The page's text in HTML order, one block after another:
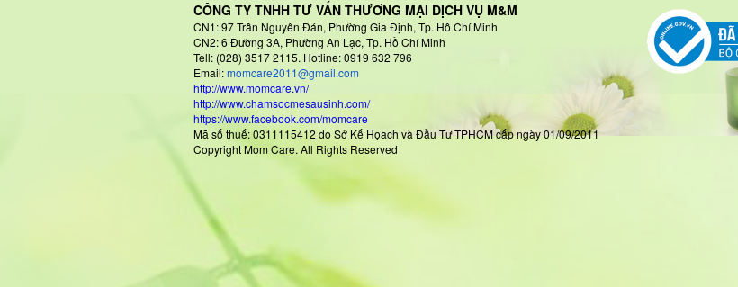
CÔNG TY TNHH TƯ VẤN THƯƠNG MẠI DỊCH VỤ M&M
CN1: 97 Trần Nguyên Đán, Phường Gia Định, Tp. Hồ Chí Minh
CN2: 6 Đường 3A, Phường An Lạc, Tp. Hồ Chí Minh
Tell: (028) 3517 2115. Hotline: 0919 632 796
Email:momcare2011@gmail.com
http://www.momcare.vn/
http://www.chamsocmesausinh.com/
https://www.facebook.com/momcare
Mã số thuế: 0311115412 do Sở Kế Họach và Đầu Tư TPHCM cấp ngày 01/09/2011
Copyright Mom Care. All Rights Reserved